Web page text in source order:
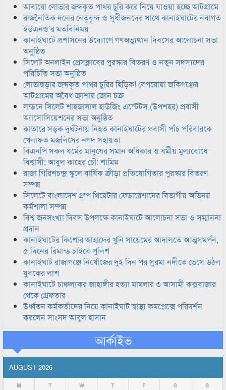
আবারো লোভার জব্দকৃত পাথর চুরি করে নিয়ে যাওয়া হচ্ছে আটগ্রামে
রাজনৈতিক দলের নেতৃবৃন্দ ও সুধীজনদের সাথে কানাইঘাটের নবাগত
ইউএনও’র মতবিনিময়
কানাইঘাটে প্রশাসনের উদ্যোগে গণঅভ্যুত্থান দিবসের আলোচনা সভা
অনুষ্ঠিত
সিলেট অনলাইন প্রেসক্লাবের পুরস্কার বিতরণ ও নতুন সদস্যদের
পরিচিতি সভা অনুষ্ঠিত
লোভাছড়ার জব্দকৃত পাথর চুরির হিড়িক! বেপরোয়া জকিগঞ্জের
আটগ্রামের অবৈধ ক্রাশার জোন চক্র
লন্ডনে সিলেট শাহজালাল হাউজিং এস্টেটস (উপশহর) প্রবাসী
অ্যাসোসিয়েশনের সভা অনুষ্ঠিত
কাতারে সড়ক দুর্ঘটনায় নিহত কানাইঘাটের প্রবাসী পাঁচ পরিবারকে
খেলাফত মজলিসের নগদ সহায়তা
বিএনপি সকল ধর্মের মানুষের সমান অধিকার ও ধর্মীয় মুল্যবোধে
বিশ্বাসী: আবুল কাহের চৌ: শামিম
রাজা গিরিশচন্দ্র স্কুলে বার্ষিক ক্রীড়া প্রতিযোগিতার পুরস্কার বিতরণ
সম্পন্ন
সিলেটে বাংলাদেশ গ্রুপ থিয়েটার ফেডারেশানের বিভাগীয় অভিনয়
কর্মশালা সম্পন্ন
বিশ্ব জনসংখ্যা দিবস উপলক্ষে কানাইঘাটে আলোচনা সভা ও সম্মাননা
প্রদান
কানাইঘাটের কিশোর আহাদের খুনি সায়েমের আদালতে আত্মসমর্পন,
৫ দিনের রিমান্ড চাইবে পুলিশ
কানাইঘাট রাজাগঞ্জে নিখোঁজের দুই দিন পর সুরমা নদীতে ভেসে উঠল
যুবকের লাশ
কানাইঘাটে চাঞ্চল্যকর জাহাঙ্গীর হত্যা মামলার ৩ আসামী কক্সবাজার
থেকে গ্রেফতার
উর্ধ্বতন কর্মকর্তাদের নিয়ে কানাইঘাট স্বাস্থ্য কমপ্লেক্সে পরিদর্শন
করলেন সাংসদ আবুল হাসান
আর্কাইভ
AUGUST 2026
M T W T F S S